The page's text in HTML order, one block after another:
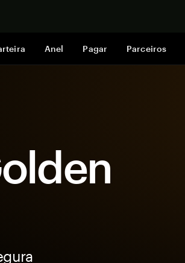
Anel Pagar Parceiros